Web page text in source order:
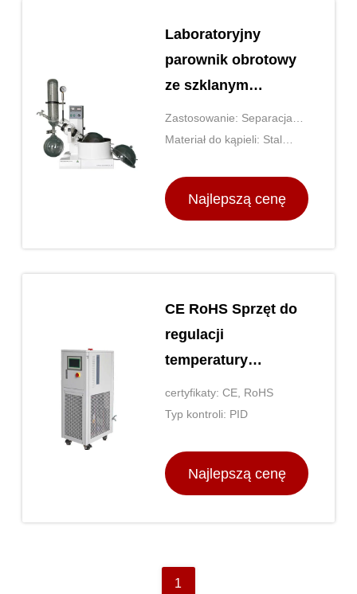
Laboratoryjny
parownik obrotowy
ze szklanym
borosilikatem
wysokim do
Zastosowanie: Separacja
chemiczna, destylacja
Materiał do kąpieli: Stal
Najlepszą cenę
CE RoHS Sprzęt do
regulacji
temperatury
krążącego
ogrzewania
certyfikaty: CE, RoHS
Typ kontroli: PID
Najlepszą cenę
1